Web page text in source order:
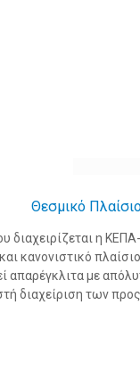
Θεσμικό
διαχειρίζεται η
κανονιστικό
απαρέγκλιτα με
διαχείριση των